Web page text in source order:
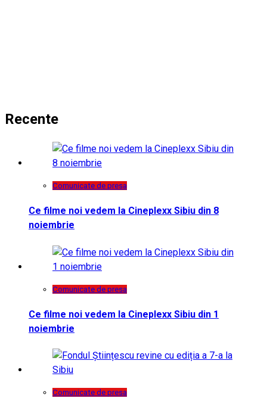
Recente
Comunicate de presa
Ce filme noi vedem la Cineplexx Sibiu din 8
noiembrie
Comunicate de presa
Ce filme noi vedem la Cineplexx Sibiu din 1
noiembrie
Comunicate de presa